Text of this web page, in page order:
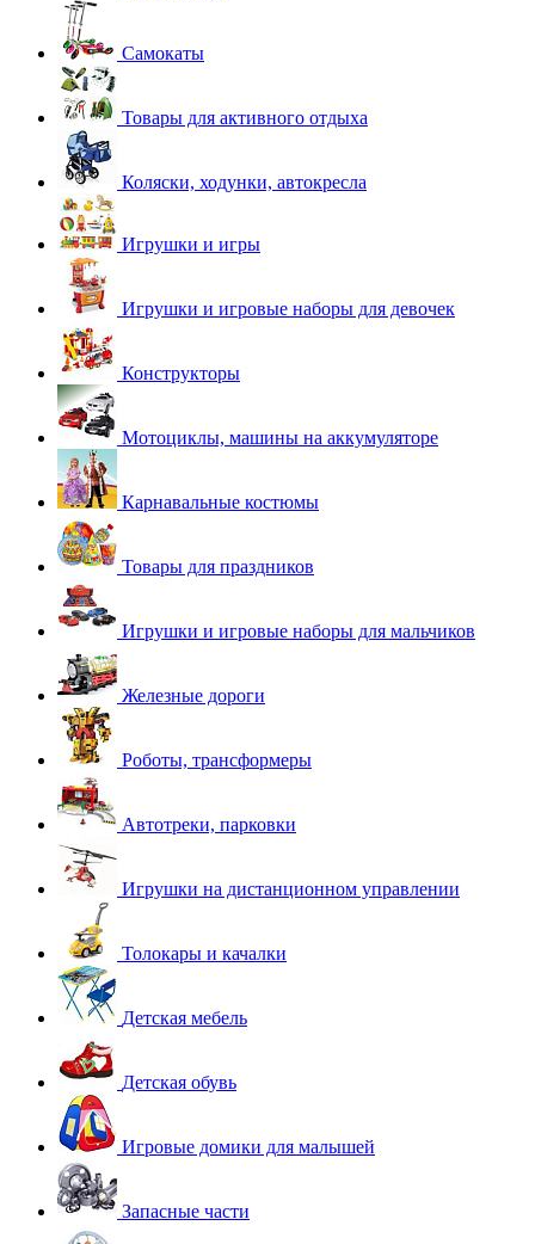
Самокаты
Товары для активного отдыха
Коляски, ходунки, автокресла
Игрушки и игры
Игрушки и игровые наборы для девочек
Конструкторы
Мотоциклы, машины на аккумуляторе
Карнавальные костюмы
Товары для праздников
Игрушки и игровые наборы для мальчиков
Железные дороги
Роботы, трансформеры
Автотреки, парковки
Игрушки на дистанционном управлении
Толокары и качалки
Детская мебель
Детская обувь
Игровые домики для малышей
Запасные части